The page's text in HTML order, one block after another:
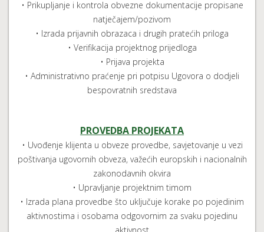
• Prikupljanje i kontrola obvezne dokumentacije propisane
natječajem/pozivom
• Izrada prijavnih obrazaca i drugih pratećih priloga
• Verifikacija projektnog prijedloga
• Prijava projekta
• Administrativno praćenje pri potpisu Ugovora o dodjeli
bespovratnih sredstava
PROVEDBA PROJEKATA
• Uvođenje klijenta u obveze provedbe, savjetovanje u vezi
poštivanja ugovornih obveza, važećih europskih i nacionalnih
zakonodavnih okvira
• Upravljanje projektnim timom
• Izrada plana provedbe što uključuje korake po pojedinim
aktivnostima i osobama odgovornim za svaku pojedinu